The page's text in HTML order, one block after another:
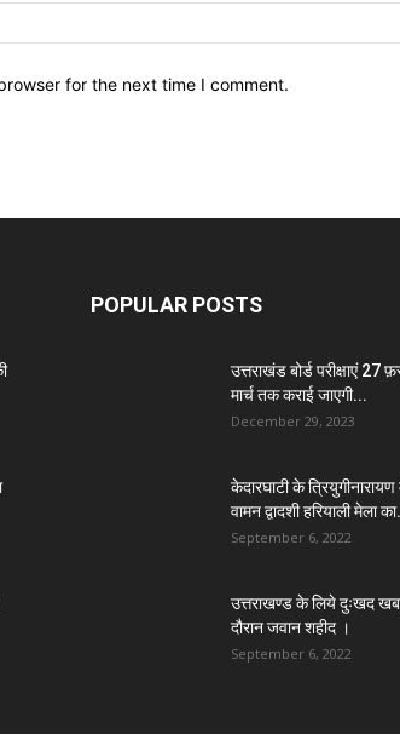
for the next time I comment.
POPULAR POSTS
उत्तराखंड बोर्ड परीक्षाएं 27
मार्च तक कराई जाएगी...
December 29, 2023
केदारघाटी के
वामन द्वादशी हरियाली मेला
September 6, 2022
उत्तराखण्ड के लिये दुःखद
दौरान जवान शहीद ।
September 6, 2022